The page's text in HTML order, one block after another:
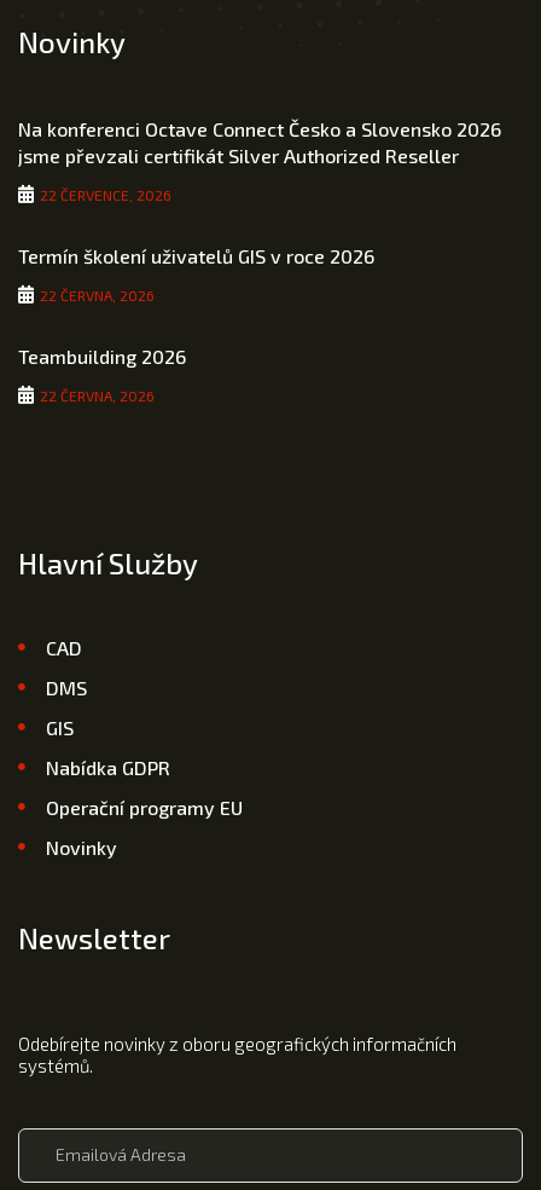
Novinky
Na konferenci Octave Connect Česko a Slovensko 2026
jsme převzali certifikát Silver Authorized Reseller
22 ČERVENCE, 2026
Termín školení uživatelů GIS v roce 2026
22 ČERVNA, 2026
Teambuilding 2026
22 ČERVNA, 2026
Hlavní Služby
CAD
DMS
GIS
Nabídka GDPR
Operační programy EU
Novinky
Newsletter
Odebírejte novinky z oboru geografických informačních
systémů.